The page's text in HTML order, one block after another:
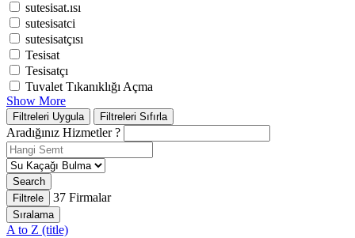
sutesisat.ısı
sutesisatci
sutesisatçısı
Tesisat
Tesisatçı
Tuvalet Tıkanıklığı Açma
Show More
Filtreleri Uygula Filtreleri Sıfırla
Aradığınız Hizmetler ?
Search
Filtrele
37 Firmalar
Sıralama
A to Z (title)